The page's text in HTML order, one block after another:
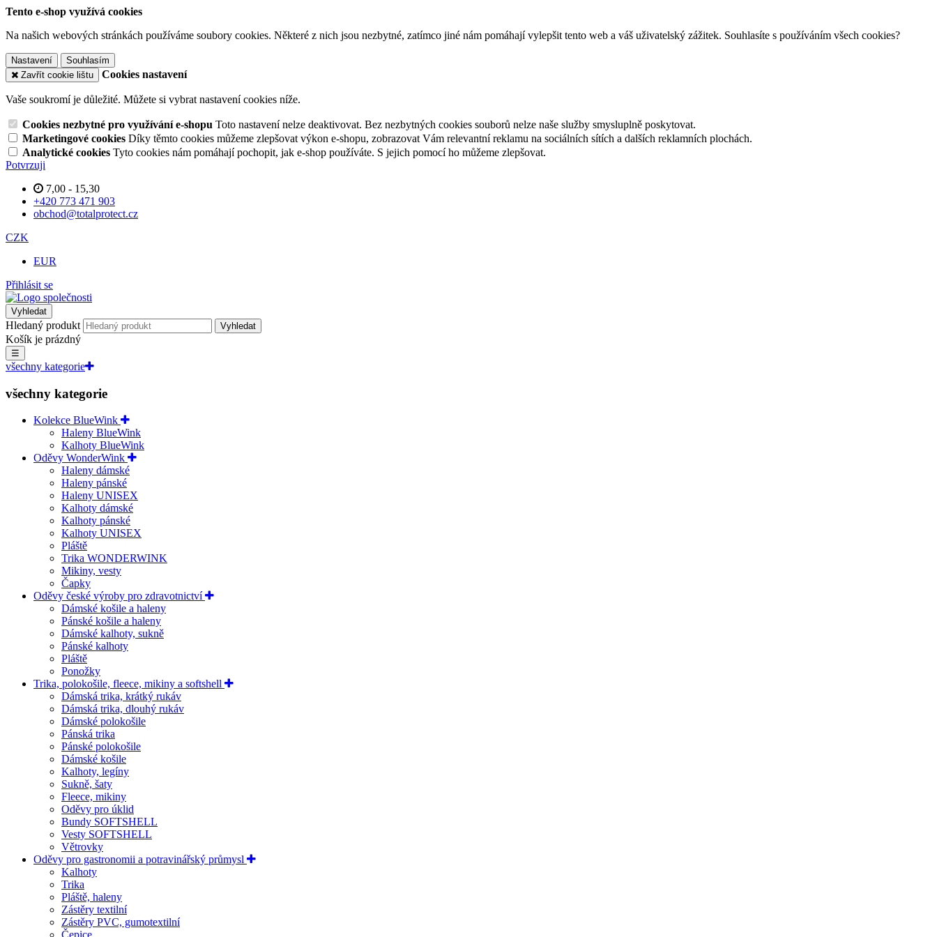
Tento e-shop využívá cookies
Na našich webových stránkách používáme soubory cookies. Některé z nich jsou nezbytné, zatímco jiné nám pomáhají vylepšit tento web a váš uživatelský zážitek. Souhlasíte s používáním všech cookies?
Nastavení
Souhlasím
Zavřít cookie lištu
Cookies nastavení
Vaše soukromí je důležité. Můžete si vybrat nastavení cookies níže.
Cookies nezbytné pro využívání e-shopu Toto nastavení nelze deaktivovat. Bez nezbytných cookies souborů nelze naše služby smysluplně poskytovat.
Marketingové cookies Díky těmto cookies můžeme zlepšovat výkon e-shopu, zobrazovat Vám relevantní reklamu na sociálních sítích a dalších reklamních plochách.
Analytické cookies Tyto cookies nám pomáhají pochopit, jak e-shop používáte. S jejich pomocí ho můžeme zlepšovat.
Potvrzuji
7,00 - 15,30
+420 773 471 903
obchod@totalprotect.cz
CZK
EUR
Přihlásit se
Vyhledat
Hledaný produkt Vyhledat
Košík je prázdný
☰
všechny kategorie
všechny kategorie
Kolekce BlueWink
Haleny BlueWink
Kalhoty BlueWink
Oděvy WonderWink
Haleny dámské
Haleny pánské
Haleny UNISEX
Kalhoty dámské
Kalhoty pánské
Kalhoty UNISEX
Pláště
Trika WONDERWINK
Mikiny, vesty
Čapky
Oděvy české výroby pro zdravotnictví
Dámské košile a haleny
Pánské košile a haleny
Dámské kalhoty, sukně
Pánské kalhoty
Pláště
Ponožky
Trika, polokošile, fleece, mikiny a softshell
Dámská trika, krátký rukáv
Dámská trika, dlouhý rukáv
Dámské polokošile
Pánská trika
Pánské polokošile
Dámské košile
Kalhoty, legíny
Sukně, šaty
Fleece, mikiny
Oděvy pro úklid
Bundy SOFTSHELL
Vesty SOFTSHELL
Větrovky
Oděvy pro gastronomii a potravinářský průmysl
Kalhoty
Trika
Pláště, haleny
Zástěry textilní
Zástěry PVC, gumotextilní